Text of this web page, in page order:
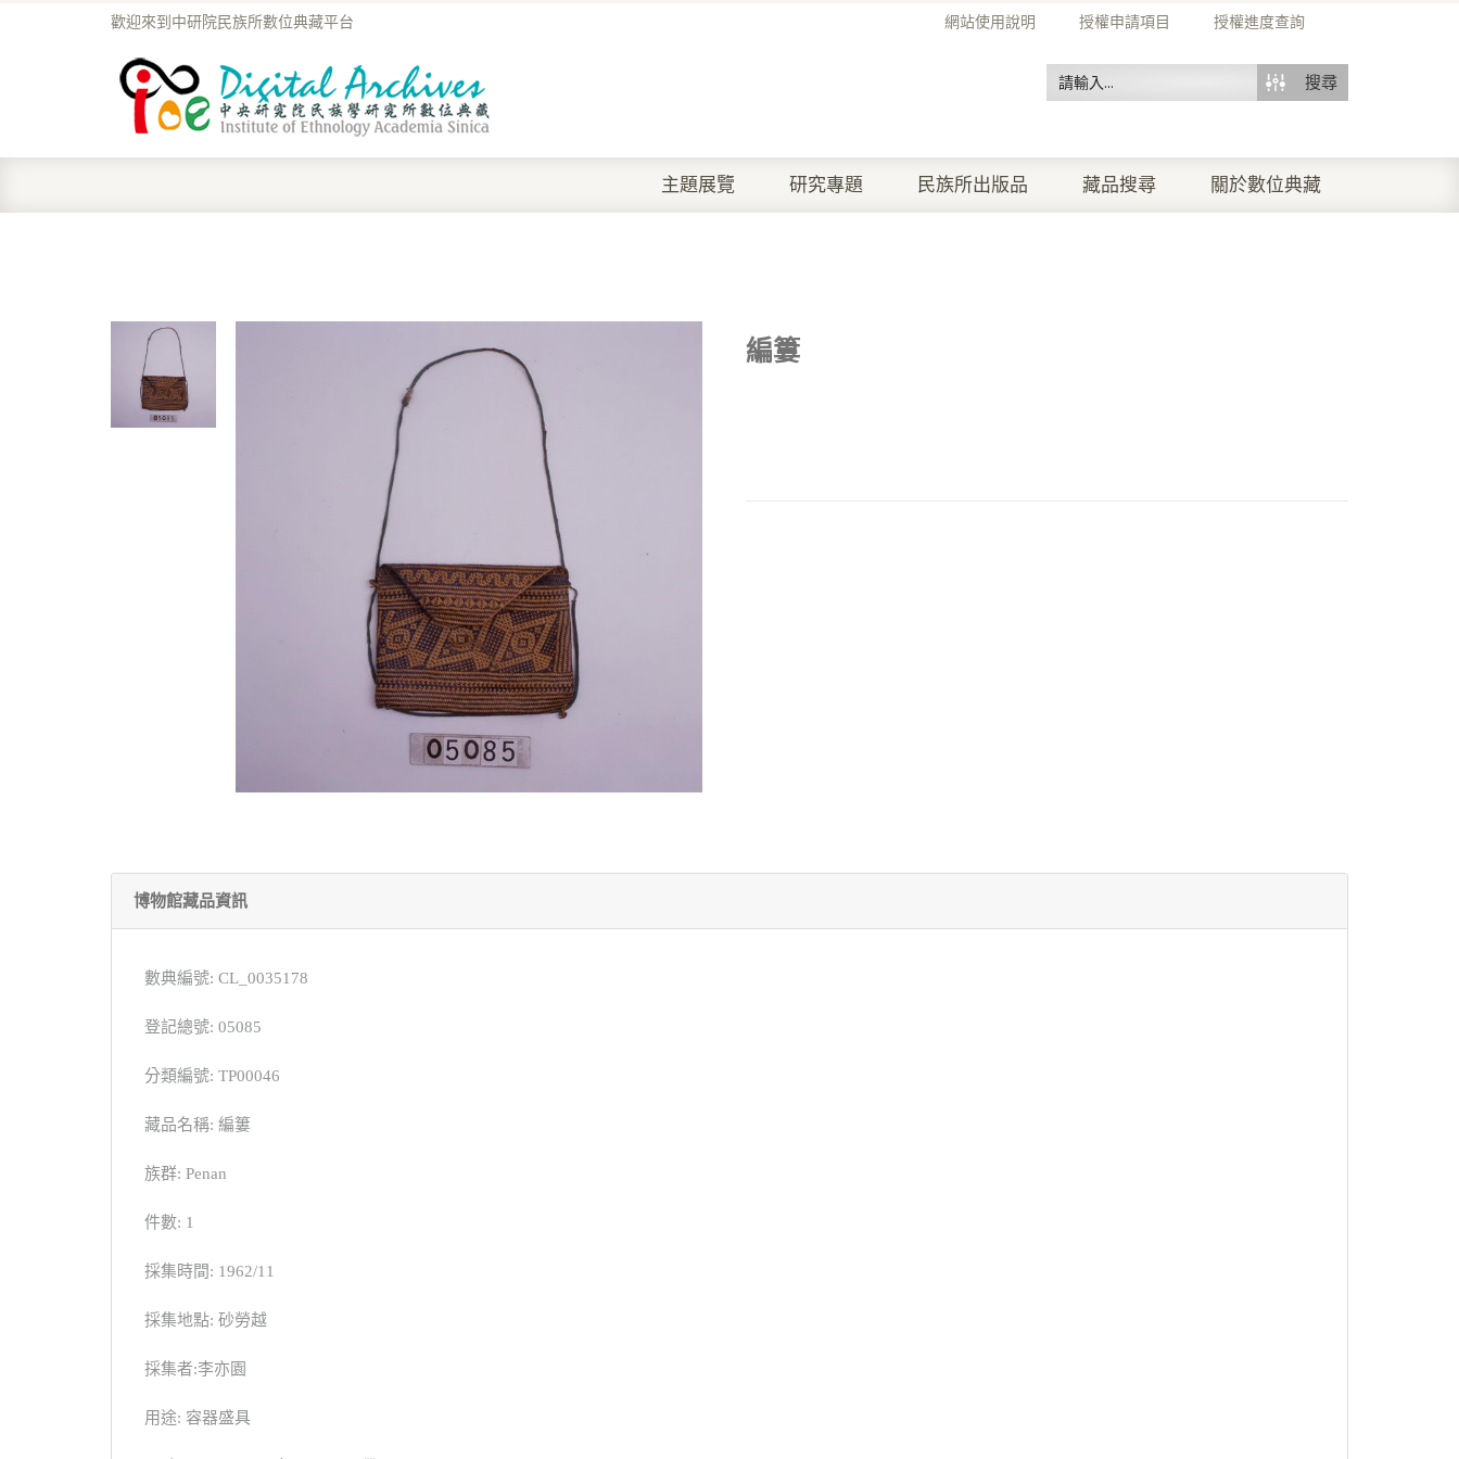
網站使用說明 授權申請項目 授權進度查詢
歡迎來到中研院民族所數位典藏平台
搜尋
主題展覽 研究專題 民族所出版品 藏品搜尋 關於數位典藏
編簍
博物館藏品資訊
數典編號: CL_0035178
登記總號: 05085
分類編號: TP00046
藏品名稱: 編簍
族群: Penan
件數: 1
採集時間: 1962/11
採集地點: 砂勞越
採集者:李亦園
用途: 容器盛具